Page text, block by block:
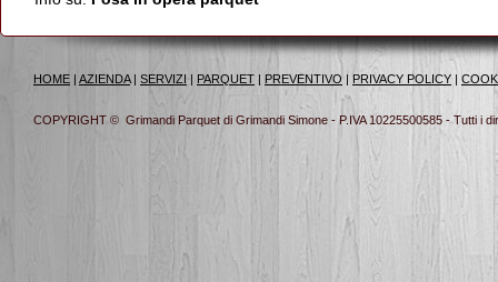
HOME | AZIENDA| SERVIZI| PARQUET | PREVENTIVO | PRIVACY POLICY |
COPYRIGHT © Grimandi Parquet di Grimandi Simone - P.IVA 10225500585 - Tutti i